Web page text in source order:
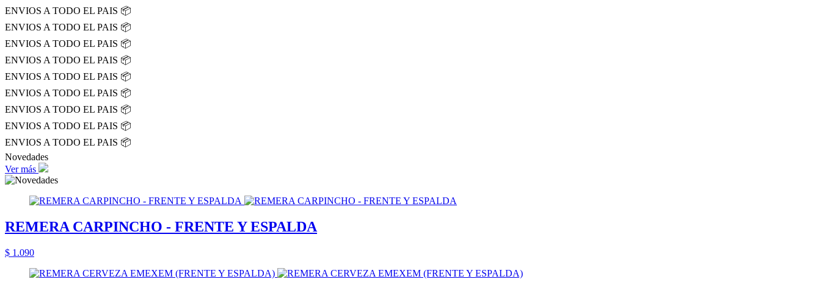
ENVIOS A TODO EL PAIS 📦
ENVIOS A TODO EL PAIS 📦
ENVIOS A TODO EL PAIS 📦
ENVIOS A TODO EL PAIS 📦
ENVIOS A TODO EL PAIS 📦
ENVIOS A TODO EL PAIS 📦
ENVIOS A TODO EL PAIS 📦
ENVIOS A TODO EL PAIS 📦
ENVIOS A TODO EL PAIS 📦
Novedades
Ver más
REMERA CARPINCHO - FRENTE Y ESPALDA
$ 1.090